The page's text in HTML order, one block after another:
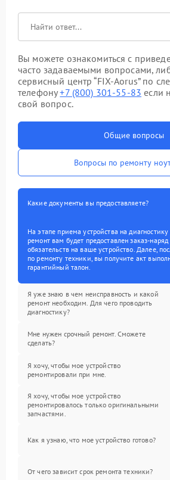
Вы можете ознакомиться с
часто задаваемыми вопросами,
сервисный центр “FIX-Aorus” по
телефону+7 (800) 301-55-83 если
свой вопрос.
Общие вопросы
Вопросы по ремонту
Какие документы вы предоставляете?
На этапе приема устройства на
ремонт вам будет предоставлен заказ-
обязательств на ваше устройство. Далее,
по ремонту техники, вы получите акт
гарантийный талон.
Я уже знаю в чем неисправность и какой
ремонт необходим. Для чего проводить
диагностику?
Мне нужен срочный ремонт. Сможете
сделать?
Я хочу, чтобы мое устройство
ремонтировали при мне.
Я хочу, чтобы мое устройство
ремонтировалось только оригинальными
запчастями.
Как я узнаю, что мое устройство готово?
От чего зависит срок ремонта техники?